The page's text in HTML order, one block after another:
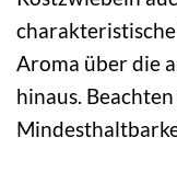
Aroma über die
hinaus. Beachten